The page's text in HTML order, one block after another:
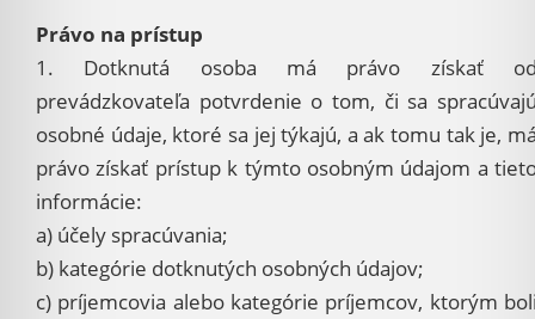
Právo na prístup
1. Dotknutá osoba má právo získať
prevádzkovateľa potvrdenie o tom, či sa
osobné údaje, ktoré sa jej týkajú, a ak tomu tak je,
právo získať prístup k týmto osobným údajom a
informácie:
a) účely spracúvania;
b) kategórie dotknutých osobných údajov;
c) príjemcovia alebo kategórie príjemcov, ktorým